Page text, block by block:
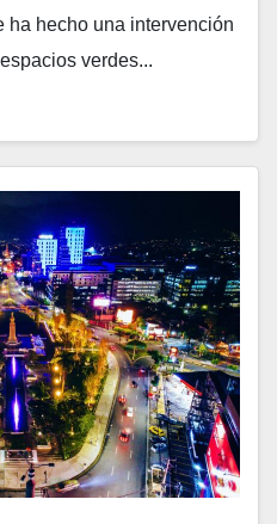
ha hecho una intervención
verdes...